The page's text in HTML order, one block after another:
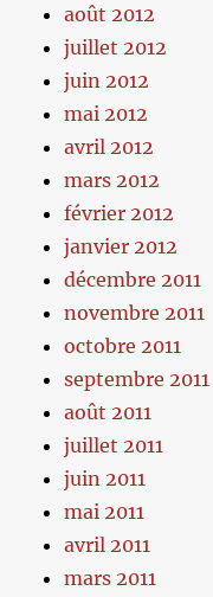
août 2012
juillet 2012
juin 2012
mai 2012
avril 2012
mars 2012
février 2012
janvier 2012
décembre 2011
novembre 2011
octobre 2011
septembre 2011
août 2011
juillet 2011
juin 2011
mai 2011
avril 2011
mars 2011